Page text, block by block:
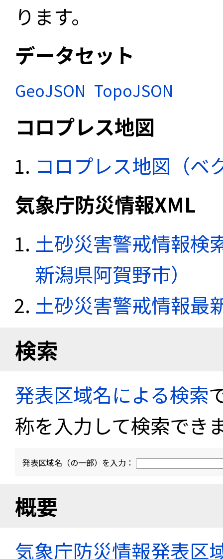
ります。
データセット
GeoJSON TopoJSON
コロプレス地図
コロプレス地図（ベ
気象庁防災情報XML
土砂災害警戒情報検
新潟県阿賀野市）
土砂災害警戒情報最
検索
発表区域名による検索
称を入力して検索でき
発表区域名（の一部）を入力：
概要
気象庁防災情報発表区